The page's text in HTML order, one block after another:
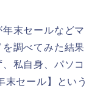
末セールなどマ
調べてみた結果
私自身、パソコ
末セール】という